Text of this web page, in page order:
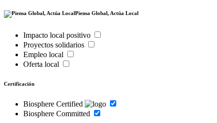
Piensa Global, Actúa Local
Impacto local positivo
Proyectos solidarios
Empleo local
Oferta local
Certificación
Biosphere Certified
Biosphere Committed